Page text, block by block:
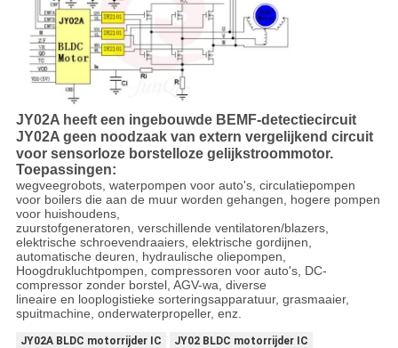
JY02A heeft een ingebouwde BEMF-detectiecircuit
JY02A geen noodzaak van extern vergelijkend circuit
voor sensorloze borstelloze gelijkstroommotor.
Toepassingen:
wegveegrobots, waterpompen voor auto's, circulatiepompen
voor boilers die aan de muur worden gehangen, hogere pompen
voor huishoudens,
zuurstofgeneratoren, verschillende ventilatoren/blazers,
elektrische schroevendraaiers, elektrische gordijnen,
automatische deuren, hydraulische oliepompen,
Hoogdrukluchtpompen, compressoren voor auto's, DC-
compressor zonder borstel, AGV-wa, diverse
lineaire en looplogistieke sorteringsapparatuur, grasmaaier,
spuitmachine, onderwaterpropeller, enz.
JY02A BLDC motorrijder IC
JY02 BLDC motorrijder IC